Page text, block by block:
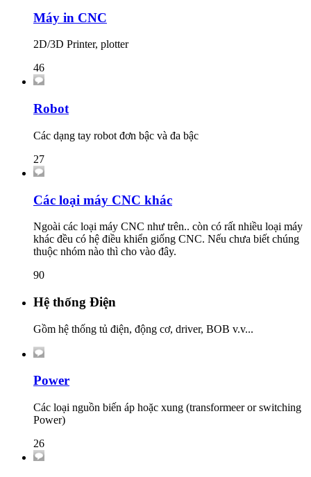
Máy in CNC
2D/3D Printer, plotter
46
Robot
Các dạng tay robot đơn bậc và đa bậc
27
Các loại máy CNC khác
Ngoài các loại máy CNC như trên.. còn có rất nhiều loại máy
khác đều có hệ điều khiển giống CNC. Nếu chưa biết chúng
thuộc nhóm nào thì cho vào đây.
90
Hệ thống Điện
Gồm hệ thống tủ điện, động cơ, driver, BOB v.v...
Power
Các loại nguồn biến áp hoặc xung (transformeer or switching
Power)
26